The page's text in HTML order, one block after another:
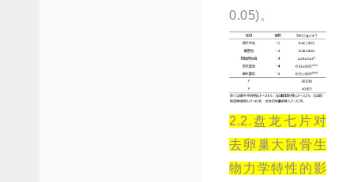
0.05)。
2.2.盘龙七片对
去卵巢大鼠骨生
物力学特性的影